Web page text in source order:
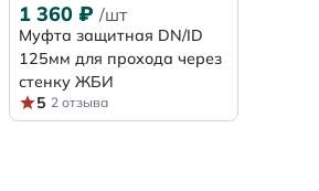
1 360 ₽ /шт
Муфта защитная DN/ID
125мм для прохода через
стенку ЖБИ
5 2 отзыва